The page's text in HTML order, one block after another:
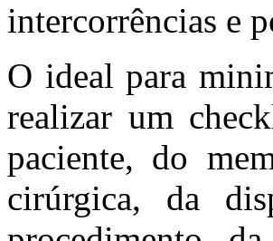
intercorrências e
O ideal para
realizar um
paciente, do
cirúrgica, da